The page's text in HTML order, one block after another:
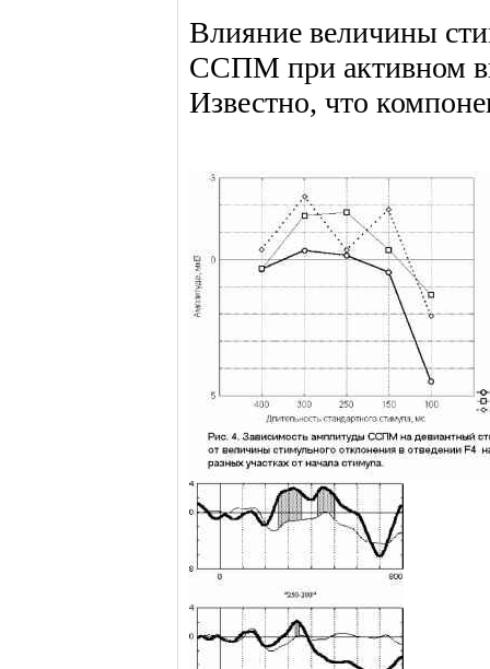
Влияние величины
ССПМ при активном
Известно, что